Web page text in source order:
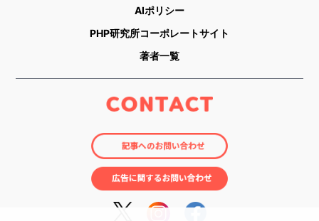
AIポリシー
PHP研究所コーポレートサイト
著者一覧